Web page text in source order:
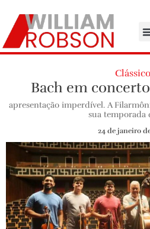
Clássico
Bach em
apresentação imperdível. A
sua temporada
24 de janeiro